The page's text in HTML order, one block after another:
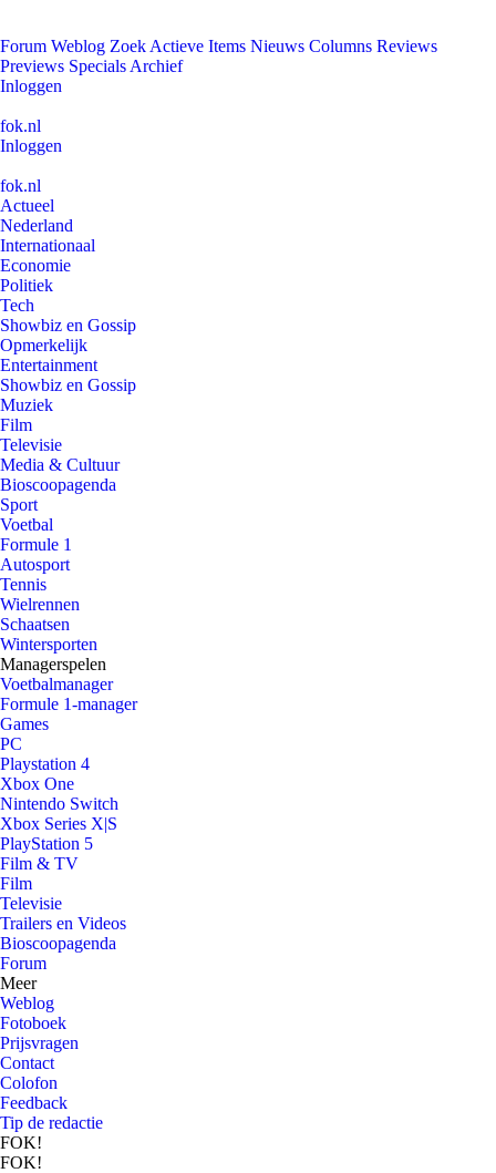
Forum Weblog Zoek Actieve Items Nieuws Columns Reviews
Previews Specials Archief
Inloggen
fok.nl
Inloggen
fok.nl
Actueel
Nederland
Internationaal
Economie
Politiek
Tech
Showbiz en Gossip
Opmerkelijk
Entertainment
Showbiz en Gossip
Muziek
Film
Televisie
Media & Cultuur
Bioscoopagenda
Sport
Voetbal
Formule 1
Autosport
Tennis
Wielrennen
Schaatsen
Wintersporten
Managerspelen
Voetbalmanager
Formule 1-manager
Games
PC
Playstation 4
Xbox One
Nintendo Switch
Xbox Series X|S
PlayStation 5
Film & TV
Film
Televisie
Trailers en Videos
Bioscoopagenda
Forum
Meer
Weblog
Fotoboek
Prijsvragen
Contact
Colofon
Feedback
Tip de redactie
FOK!
FOK!